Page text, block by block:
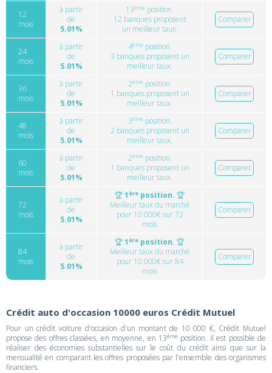
12
mois
à partir
de
5.01%
13ème position.
12 banques proposent
un meilleur taux.
Comparer
24
mois
à partir
de
5.01%
4èmeposition.
3 banques proposent un
meilleur taux.
Comparer
36
mois
à partir
de
5.01%
2èmeposition.
1 banques proposent un
meilleur taux.
Comparer
48
mois
à partir
de
5.01%
3èmeposition.
2 banques proposent un
meilleur taux.
Comparer
60
mois
à partir
de
5.01%
2èmeposition.
1 banques proposent un
meilleur taux.
Comparer
72
mois
à partir
de
5.01%
🏆1 ère position. 🏆
Meilleur taux du marché
pour 10 000€ sur 72
mois
Comparer
84
mois
à partir
de
5.01%
🏆1 ère position. 🏆
Meilleur taux du marché
pour 10 000€ sur 84
mois
Comparer
Crédit auto d'occasion 10000 euros Crédit Mutuel
Pour un crédit voiture d'occasion d'un montant de 10 000 €, Crédit Mutuel
propose des offres classées, en moyenne, en 13èmeposition. Il est possible de
réaliser des économies substantielles sur le coût du crédit ainsi que sur la
mensualité en comparant les offres proposées par l'ensemble des organismes
financiers.